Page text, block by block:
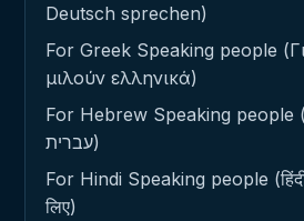
Deutsch sprechen)
For Greek Speaking people
μιλούν ελληνικά)
For Hebrew Speaking people (לאנשים שמדברים
עברית)
For Hindi Speaking people
लिए)